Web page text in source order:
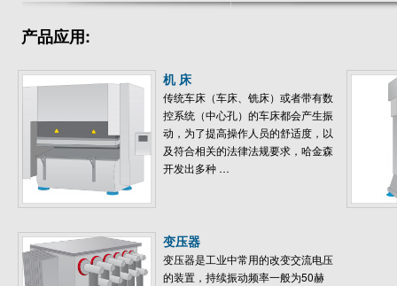
产品应用:
机 床
传统车床（车床、铣床）或者带有数
控系统（中心孔）的车床都会产生振
动，为了提高操作人员的舒适度，以
及符合相关的法律法规要求，哈金森
开发出多种 …
变压器
变压器是工业中常用的改变交流电压
的装置，持续振动频率一般为50赫